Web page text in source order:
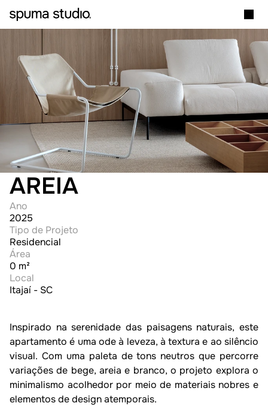
AREIA
Ano
2025
Tipo de Projeto
Residencial
Área
0 m²
Local
Itajaí - SC
Inspirado na serenidade das paisagens naturais, este
apartamento é uma ode à leveza, à textura e ao silêncio
visual. Com uma paleta de tons neutros que percorre
variações de bege, areia e branco, o projeto explora o
minimalismo acolhedor por meio de materiais nobres e
elementos de design atemporais.